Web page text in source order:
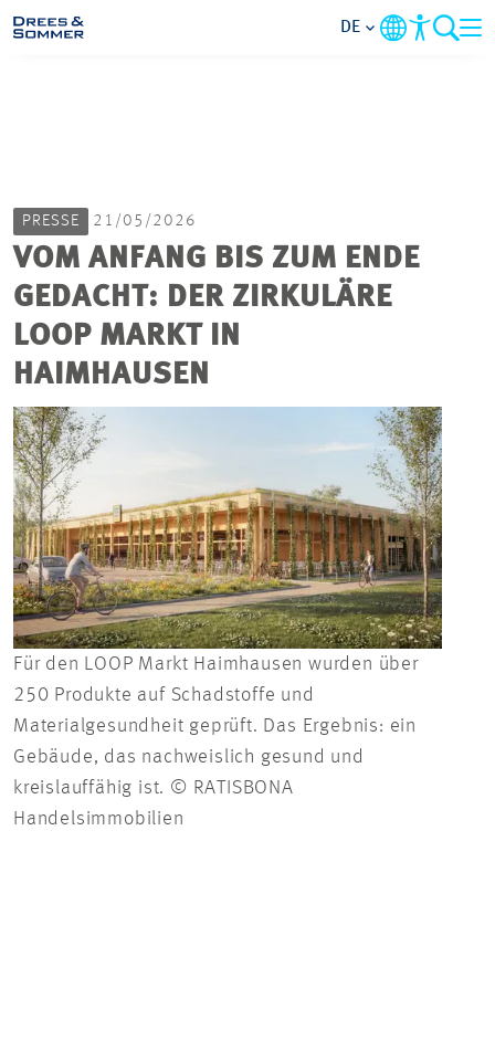
IM FOKUS
KONTAKT
DE
PRESSE 21/05/2026
VOM ANFANG BIS ZUM ENDE
GEDACHT: DER ZIRKULÄRE
LOOP MARKT IN
HAIMHAUSEN
Für den LOOP Markt Haimhausen wurden über
250 Produkte auf Schadstoffe und
Materialgesundheit geprüft. Das Ergebnis: ein
Gebäude, das nachweislich gesund und
kreislauffähig ist. © RATISBONA
Handelsimmobilien